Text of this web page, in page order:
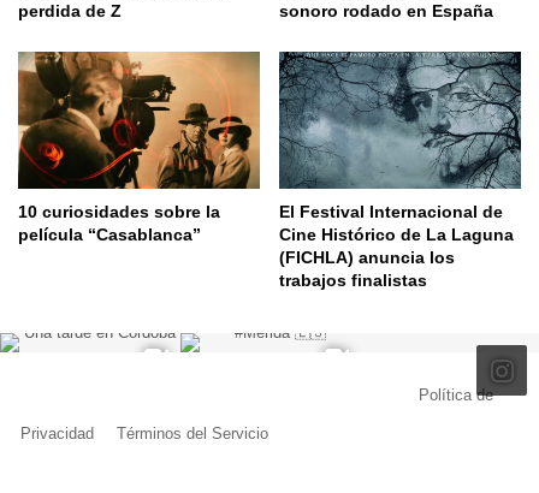
perdida de Z
sonoro rodado en España
10 curiosidades sobre la
película “Casablanca”
El Festival Internacional de
Cine Histórico de La Laguna
(FICHLA) anuncia los
trabajos finalistas
Política de
Privacidad Términos del Servicio